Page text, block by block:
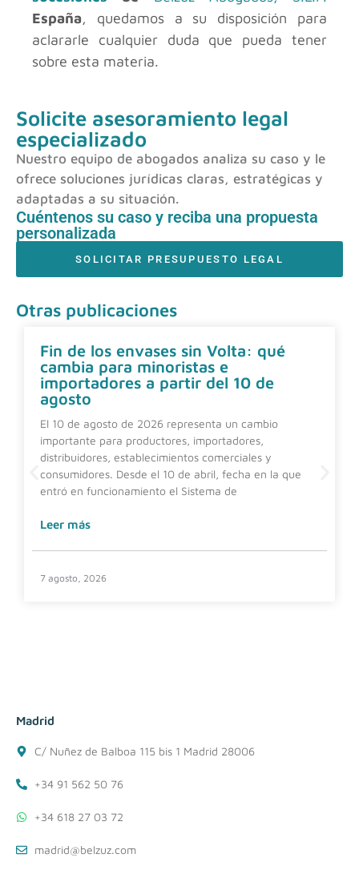
España, quedamos a su disposición para
aclararle cualquier duda que pueda tener
sobre esta materia.
Solicite asesoramiento legal
especializado
Nuestro equipo de abogados analiza su caso y le
ofrece soluciones jurídicas claras, estratégicas y
adaptadas a su situación.
Cuéntenos su caso y reciba una propuesta
personalizada
SOLICITAR PRESUPUESTO LEGAL
Otras publicaciones
Fin de los envases sin Volta: qué
cambia para minoristas e
importadores a partir del 10 de
agosto
El 10 de agosto de 2026 representa un cambio
importante para productores, importadores,
distribuidores, establecimientos comerciales y
consumidores. Desde el 10 de abril, fecha en la que
entró en funcionamiento el Sistema de
Leer más
7 agosto, 2026
Madrid
C/ Nuñez de Balboa 115 bis 1 Madrid 28006
+34 91 562 50 76
+34 618 27 03 72
madrid@belzuz.com